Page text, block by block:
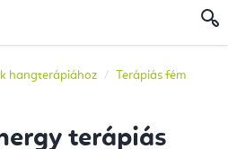
hangterápiához
Terápiás fém
terápiás